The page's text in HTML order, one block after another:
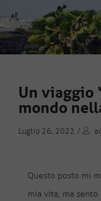
Un viaggio
mondo
Luglio 26, 2022 /
Questo posto mi
mia vita, ma